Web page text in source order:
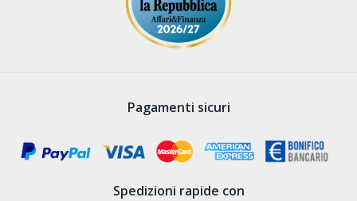
Pagamenti sicuri
Spedizioni rapide con